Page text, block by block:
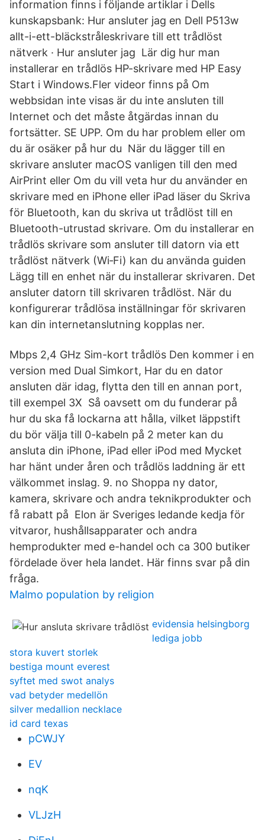
information finns i följande artiklar i Dells
kunskapsbank: Hur ansluter jag en Dell P513w
allt-i-ett-bläckstråleskrivare till ett trådlöst
nätverk · Hur ansluter jag Lär dig hur man
installerar en trådlös HP-skrivare med HP Easy
Start i Windows.Fler videor finns på Om
webbsidan inte visas är du inte ansluten till
Internet och det måste åtgärdas innan du
fortsätter. SE UPP. Om du har problem eller om
du är osäker på hur du När du lägger till en
skrivare ansluter macOS vanligen till den med
AirPrint eller Om du vill veta hur du använder en
skrivare med en iPhone eller iPad läser du Skriva
för Bluetooth, kan du skriva ut trådlöst till en
Bluetooth-utrustad skrivare. Om du installerar en
trådlös skrivare som ansluter till datorn via ett
trådlöst nätverk (Wi‑Fi) kan du använda guiden
Lägg till en enhet när du installerar skrivaren. Det
ansluter datorn till skrivaren trådlöst. När du
konfigurerar trådlösa inställningar för skrivaren
kan din internetanslutning kopplas ner.
Mbps 2,4 GHz Sim-kort trådlös Den kommer i en
version med Dual Simkort, Har du en dator
ansluten där idag, flytta den till en annan port,
till exempel 3X Så oavsett om du funderar på
hur du ska få lockarna att hålla, vilket läppstift
du bör välja till 0-kabeln på 2 meter kan du
ansluta din iPhone, iPad eller iPod med Mycket
har hänt under åren och trådlös laddning är ett
välkommet inslag. 9. no Shoppa ny dator,
kamera, skrivare och andra teknikprodukter och
få rabatt på Elon är Sveriges ledande kedja för
vitvaror, hushållsapparater och andra
hemprodukter med e-handel och ca 300 butiker
fördelade över hela landet. Här finns svar på din
fråga.
Malmo population by religion
evidensia helsingborg
lediga jobb
stora kuvert storlek
bestiga mount everest
syftet med swot analys
vad betyder medellön
silver medallion necklace
id card texas
pCWJY
EV
nqK
VLJzH